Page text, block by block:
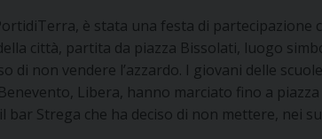
è stata una festa di partecipazione
città, partita da piazza Bissolati, luogo
di non vendere l’azzardo. I giovani delle
Libera, hanno marciato fino a
bar Strega che ha deciso di non mettere, nei